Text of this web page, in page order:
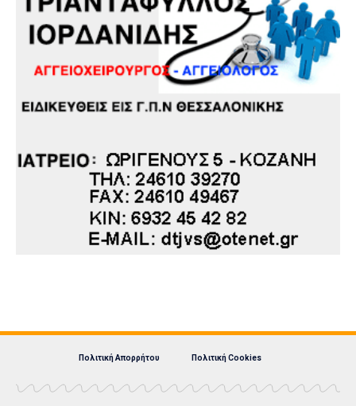
Πολιτική Απορρήτου Πολιτική Cookies